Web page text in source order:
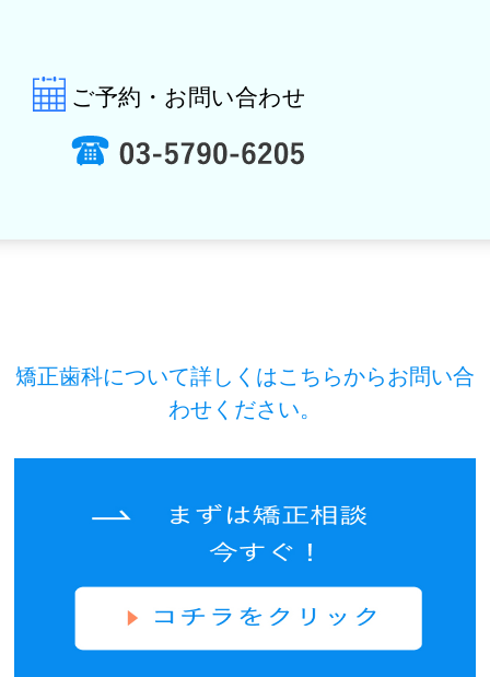
ご予約・お問い合わせ
矯正歯科について詳しくはこちらからお問い合
わせください。